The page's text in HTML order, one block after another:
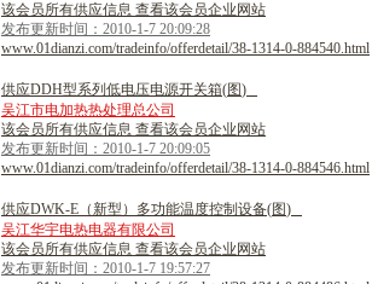
该会员所有供应信息 查看该会员企业网站
发布更新时间：2010-1-7 20:09:28
www.01dianzi.com/tradeinfo/offerdetail/38-1314-0-884540.html
供应DDH型系列 低电压电源开关箱(图)
吴江市电加热热处理总公司
该会员所有供应信息 查看该会员企业网站
发布更新时间：2010-1-7 20:09:05
www.01dianzi.com/tradeinfo/offerdetail/38-1314-0-884546.html
供应DWK-E （新型 ） 多功能温度控制 设备(图)
吴江华宇电热电器有限公司
该会员所有供应信息 查看该会员企业网站
发布更新时间：2010-1-7 19:57:27